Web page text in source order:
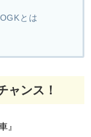
とは
ャンス！
』